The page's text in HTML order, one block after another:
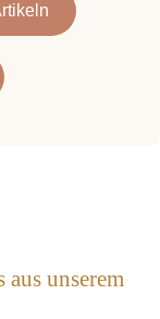
unserem